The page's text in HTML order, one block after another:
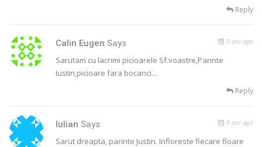
Reply
Calin Eugen Says 9 ani ago
Sarutam cu lacrimi picioarele Sf.voastre,Parinte
Iustin,picioare fara bocanci…
Reply
Iulian Says 9 ani ago
Sarut dreapta, parinte Justin. Infloreste fiecare floare